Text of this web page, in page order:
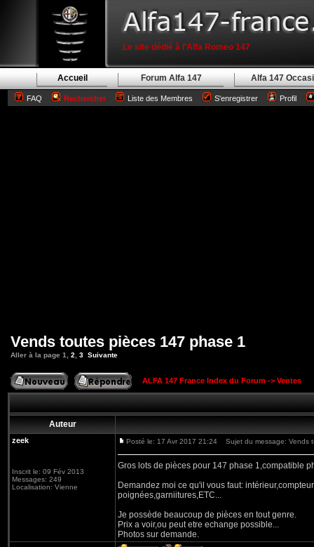
Le site dédié à l'Alfa Romeo 147
Accueil Forum Alfa 147 Alfa 147
FAQ Rechercher Liste des Membres S'enregistrer Profil
Vends toutes pièces 147 phase 1
Aller à la page 1 2 3 Suivante
ALFA 147 France Index du Forum -> Ventes
Auteur
zeek
Inscrit le: 09 Fév 2013
Messages: 249
Localisation: Vienne
Posté le: 17 Avr 2017 21:24 Sujet du message: Vends
Gros lots de pièces pour 147 phase 1,compatible
Demandez moi ce qu'il vous faut:
poignées,garniitures,ETC...
Je possède beaucoup de pièces en tout genre.
Prix a voir,ou peut etre echange possible...
Photos sur demande.